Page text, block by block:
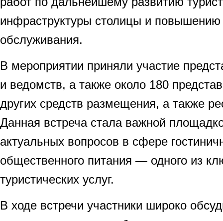
инфраструктуры столицы и повышению
обслуживания.
В мероприятии приняли участие
и ведомств, а также около 180
других средств размещения, а также
Данная встреча стала важной
актуальных вопросов в сфере
общественного питания — одного из
туристических услуг.
В ходе встречи участники широко